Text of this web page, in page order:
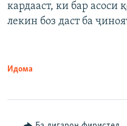
кардааст, ки бар асоси
лекин боз даст ба
Идома